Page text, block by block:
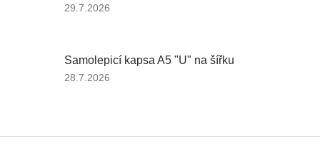
Hodnocení produktu je 5 z 5 hvězdiček.
29.7.2026
Samolepicí kapsa A5 "U" na šířku
Hodnocení produktu je 5 z 5 hvězdiček.
28.7.2026